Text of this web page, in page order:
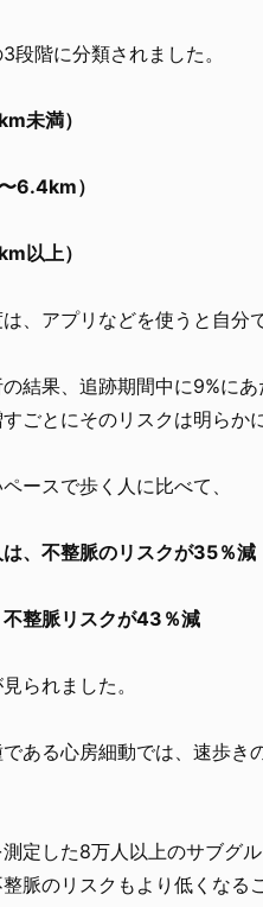
段階に分類されました。
未満）
6.4km）
以上）
、アプリなどを使うと自分
結果、追跡期間中に9%に
ごとにそのリスクは明らか
ースで歩く人に比べて、
は、不整脈のリスクが35％減
不整脈リスクが43％減
られました。
ある心房細動では、速歩
定した8万人以上のサブグ
脈のリスクもより低くなる